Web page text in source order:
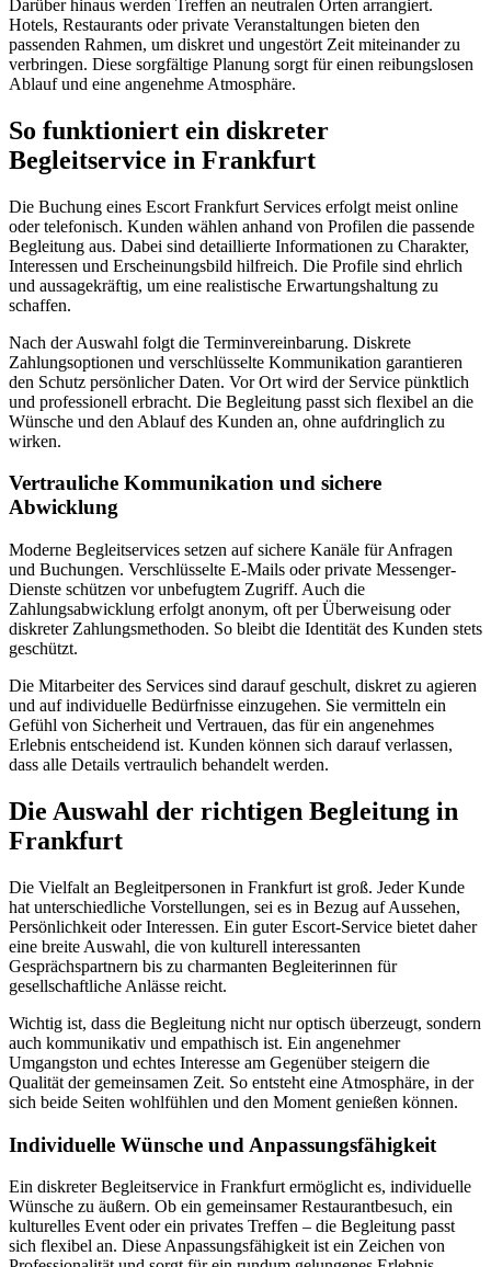
Darüber hinaus werden Treffen an neutralen Orten arrangiert.
Hotels, Restaurants oder private Veranstaltungen bieten den
passenden Rahmen, um diskret und ungestört Zeit miteinander zu
verbringen. Diese sorgfältige Planung sorgt für einen reibungslosen
Ablauf und eine angenehme Atmosphäre.
So funktioniert ein diskreter
Begleitservice in Frankfurt
Die Buchung eines Escort Frankfurt Services erfolgt meist online
oder telefonisch. Kunden wählen anhand von Profilen die passende
Begleitung aus. Dabei sind detaillierte Informationen zu Charakter,
Interessen und Erscheinungsbild hilfreich. Die Profile sind ehrlich
und aussagekräftig, um eine realistische Erwartungshaltung zu
schaffen.
Nach der Auswahl folgt die Terminvereinbarung. Diskrete
Zahlungsoptionen und verschlüsselte Kommunikation garantieren
den Schutz persönlicher Daten. Vor Ort wird der Service pünktlich
und professionell erbracht. Die Begleitung passt sich flexibel an die
Wünsche und den Ablauf des Kunden an, ohne aufdringlich zu
wirken.
Vertrauliche Kommunikation und sichere
Abwicklung
Moderne Begleitservices setzen auf sichere Kanäle für Anfragen
und Buchungen. Verschlüsselte E-Mails oder private Messenger-
Dienste schützen vor unbefugtem Zugriff. Auch die
Zahlungsabwicklung erfolgt anonym, oft per Überweisung oder
diskreter Zahlungsmethoden. So bleibt die Identität des Kunden stets
geschützt.
Die Mitarbeiter des Services sind darauf geschult, diskret zu agieren
und auf individuelle Bedürfnisse einzugehen. Sie vermitteln ein
Gefühl von Sicherheit und Vertrauen, das für ein angenehmes
Erlebnis entscheidend ist. Kunden können sich darauf verlassen,
dass alle Details vertraulich behandelt werden.
Die Auswahl der richtigen Begleitung in
Frankfurt
Die Vielfalt an Begleitpersonen in Frankfurt ist groß. Jeder Kunde
hat unterschiedliche Vorstellungen, sei es in Bezug auf Aussehen,
Persönlichkeit oder Interessen. Ein guter Escort-Service bietet daher
eine breite Auswahl, die von kulturell interessanten
Gesprächspartnern bis zu charmanten Begleiterinnen für
gesellschaftliche Anlässe reicht.
Wichtig ist, dass die Begleitung nicht nur optisch überzeugt, sondern
auch kommunikativ und empathisch ist. Ein angenehmer
Umgangston und echtes Interesse am Gegenüber steigern die
Qualität der gemeinsamen Zeit. So entsteht eine Atmosphäre, in der
sich beide Seiten wohlfühlen und den Moment genießen können.
Individuelle Wünsche und Anpassungsfähigkeit
Ein diskreter Begleitservice in Frankfurt ermöglicht es, individuelle
Wünsche zu äußern. Ob ein gemeinsamer Restaurantbesuch, ein
kulturelles Event oder ein privates Treffen – die Begleitung passt
sich flexibel an. Diese Anpassungsfähigkeit ist ein Zeichen von